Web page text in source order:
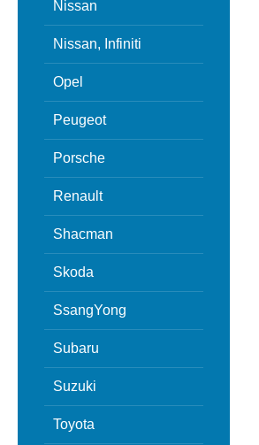
Nissan
Nissan, Infiniti
Opel
Peugeot
Porsche
Renault
Shacman
Skoda
SsangYong
Subaru
Suzuki
Toyota